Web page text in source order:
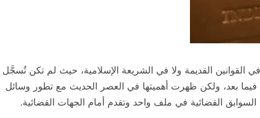
القوانين القديمة ولا في الشريعة الإسلامية، حيث لم تكن تُسجَّل
بعد، ولكن ظهرت أهميتها في العصر الحديث مع تطور وسائل
القضائية في ملف واحد وتقدم أمام الجهات القضائية.